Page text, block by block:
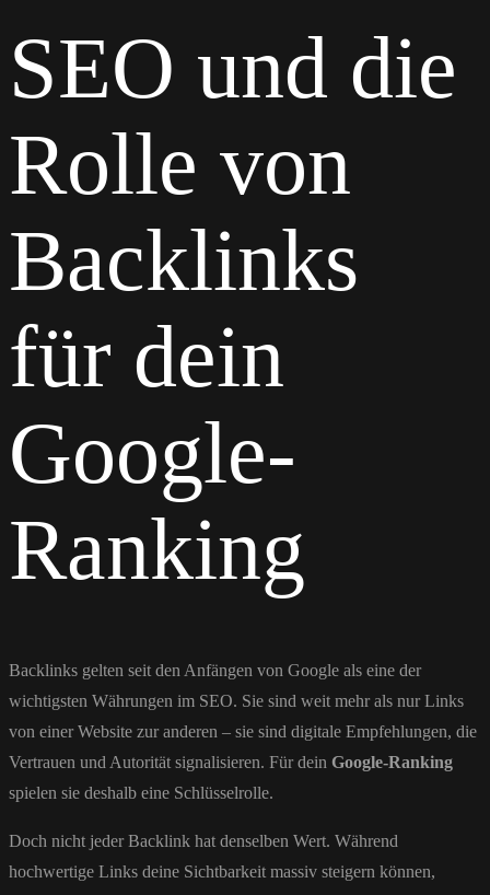
SEO und die
Rolle von
Backlinks
für dein
Google-
Ranking
Backlinks gelten seit den Anfängen von Google als eine der
wichtigsten Währungen im SEO. Sie sind weit mehr als nur Links
von einer Website zur anderen – sie sind digitale Empfehlungen, die
Vertrauen und Autorität signalisieren. Für dein Google-Ranking
spielen sie deshalb eine Schlüsselrolle.
Doch nicht jeder Backlink hat denselben Wert. Während
hochwertige Links deine Sichtbarkeit massiv steigern können,